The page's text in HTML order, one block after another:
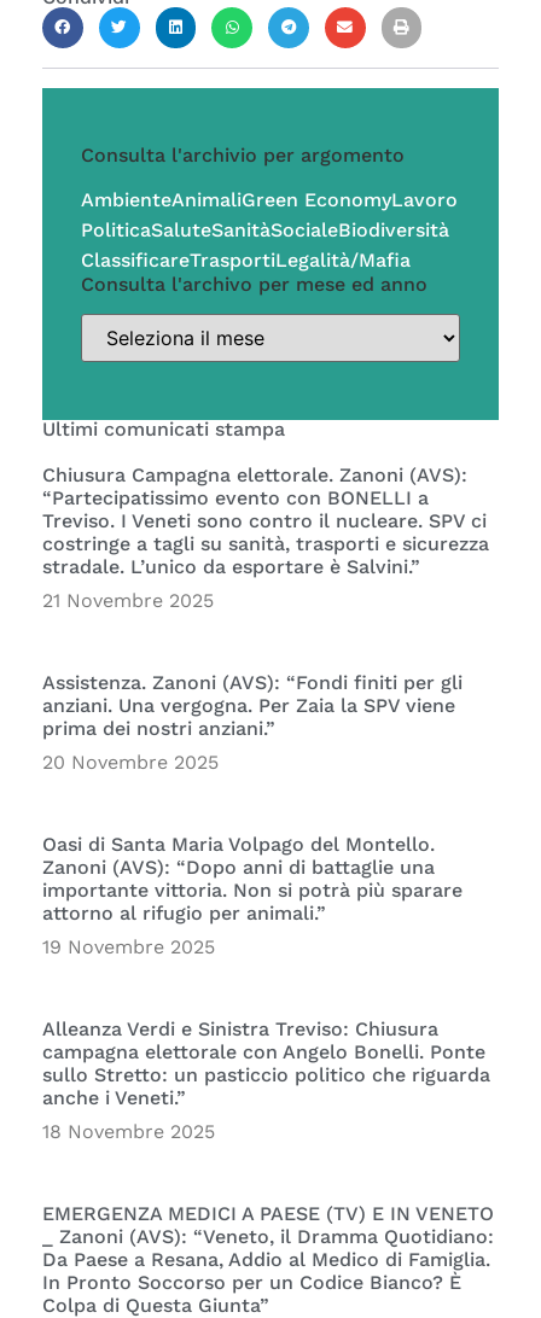
Consulta l'archivio per argomento
AmbienteAnimaliGreen EconomyLavoro
PoliticaSaluteSanitàSocialeBiodiversità
ClassificareTrasportiLegalità/Mafia
Consulta l'archivo per mese ed anno
Ultimi comunicati stampa
Chiusura Campagna elettorale. Zanoni (AVS):
“Partecipatissimo evento con BONELLI a
Treviso. I Veneti sono contro il nucleare. SPV ci
costringe a tagli su sanità, trasporti e sicurezza
stradale. L’unico da esportare è Salvini.”
21 Novembre 2025
Assistenza. Zanoni (AVS): “Fondi finiti per gli
anziani. Una vergogna. Per Zaia la SPV viene
prima dei nostri anziani.”
20 Novembre 2025
Oasi di Santa Maria Volpago del Montello.
Zanoni (AVS): “Dopo anni di battaglie una
importante vittoria. Non si potrà più sparare
attorno al rifugio per animali.”
19 Novembre 2025
Alleanza Verdi e Sinistra Treviso: Chiusura
campagna elettorale con Angelo Bonelli. Ponte
sullo Stretto: un pasticcio politico che riguarda
anche i Veneti.”
18 Novembre 2025
EMERGENZA MEDICI A PAESE (TV) E IN VENETO
_ Zanoni (AVS): “Veneto, il Dramma Quotidiano:
Da Paese a Resana, Addio al Medico di Famiglia.
In Pronto Soccorso per un Codice Bianco? È
Colpa di Questa Giunta”